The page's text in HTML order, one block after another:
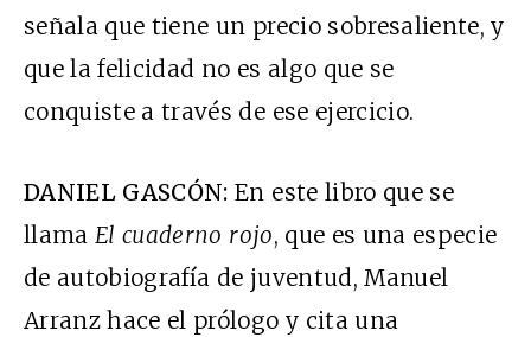
señala que tiene un precio sobresaliente, y
que la felicidad no es algo que se
conquiste a través de ese ejercicio.
DANIEL GASCÓN: En este libro que se
llamaEl cuaderno rojo, que es una especie
de autobiografía de juventud, Manuel
Arranz hace el prólogo y cita una